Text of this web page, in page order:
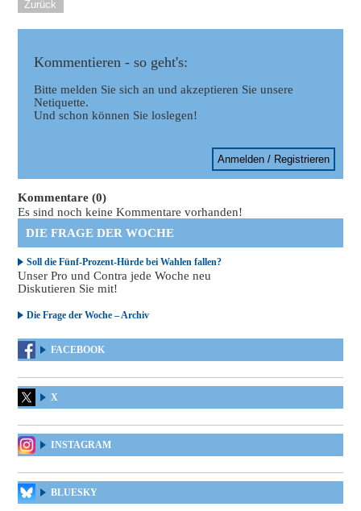
Zurück
Kommentieren - so geht's:
Bitte melden Sie sich an und akzeptieren Sie unsere
Netiquette.
Und schon können Sie loslegen!
Anmelden / Registrieren
Kommentare (0)
Es sind noch keine Kommentare vorhanden!
DIE FRAGE DER WOCHE
Soll die Fünf-Prozent-Hürde bei Wahlen fallen?
Unser Pro und Contra jede Woche neu
Diskutieren Sie mit!
Die Frage der Woche – Archiv
FACEBOOK
X
INSTAGRAM
BLUESKY